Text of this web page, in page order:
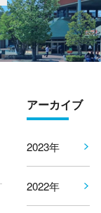
アーカイブ
2023年
2022年